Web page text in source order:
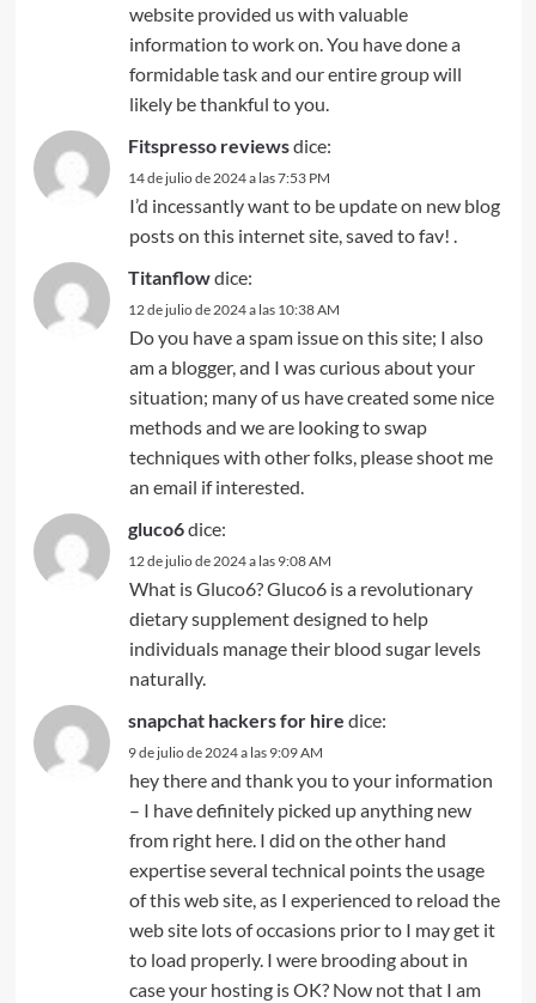
website provided us with valuable
information to work on. You have done a
formidable task and our entire group will
likely be thankful to you.
Fitspresso reviewsdice:
14 de julio de 2024 a las 7:53 PM
I’d incessantly want to be update on new blog
posts on this internet site, saved to fav! .
Titanflowdice:
12 de julio de 2024 a las 10:38 AM
Do you have a spam issue on this site; I also
am a blogger, and I was curious about your
situation; many of us have created some nice
methods and we are looking to swap
techniques with other folks, please shoot me
an email if interested.
gluco6dice:
12 de julio de 2024 a las 9:08 AM
What is Gluco6? Gluco6 is a revolutionary
dietary supplement designed to help
individuals manage their blood sugar levels
naturally.
snapchat hackers for hire dice:
9 de julio de 2024 a las 9:09 AM
hey there and thank you to your information
– I have definitely picked up anything new
from right here. I did on the other hand
expertise several technical points the usage
of this web site, as I experienced to reload the
web site lots of occasions prior to I may get it
to load properly. I were brooding about in
case your hosting is OK? Now not that I am